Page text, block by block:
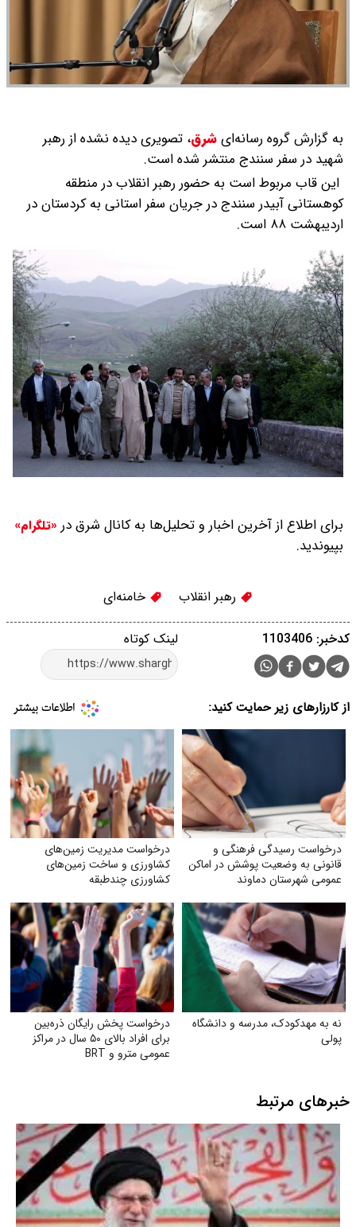
به گزارش گروه رسانه‌ایشرق، تصویری دیده نشده از رهبر
شهید در سفر سنندج منتشر شده است.
این قاب مربوط است به حضور رهبر انقلاب در منطقه
کوهستانی آبیدر سنندج در جریان سفر استانی به کردستان در
اردیبهشت ۸۸ است.
برای اطلاع از آخرین اخبار و تحلیل‌ها به کانال شرق در «تلگرام»
بپیوندید.
رهبر انقلاب خامنه‌ای
لینک کوتاه کدخبر: 1103406
از کارزارهای زیر حمایت کنید:
درخواست رسیدگی فرهنگی و
قانونی به وضعیت پوشش در اماکن
عمومی شهرستان دماوند
درخواست مدیریت زمین‌های
کشاورزی و ساخت زمین‌های
کشاورزی چندطبقه
نه به مهدکودک، مدرسه و دانشگاه
پولی
درخواست پخش رایگان ذره‌بین
برای افراد بالای ۵۰ سال در مراکز
عمومی مترو و BRT
خبرهای مرتبط